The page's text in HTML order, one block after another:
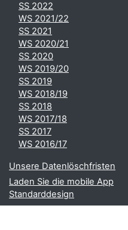
SS 2022
WS 2021/22
SS 2021
WS 2020/21
SS 2020
WS 2019/20
SS 2019
WS 2018/19
SS 2018
WS 2017/18
SS 2017
WS 2016/17
Unsere Datenlöschfristen
Laden Sie die mobile App
Standarddesign